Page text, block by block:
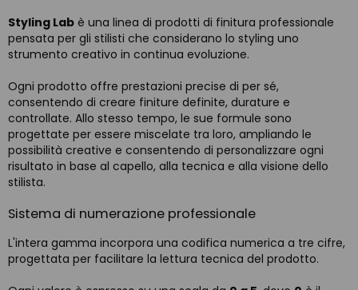
Styling Lab è una linea di prodotti di finitura professionale
pensata per gli stilisti che considerano lo styling uno
strumento creativo in continua evoluzione.
Ogni prodotto offre prestazioni precise di per sé,
consentendo di creare finiture definite, durature e
controllate. Allo stesso tempo, le sue formule sono
progettate per essere miscelate tra loro, ampliando le
possibilità creative e consentendo di personalizzare ogni
risultato in base al capello, alla tecnica e alla visione dello
stilista.
Sistema di numerazione professionale
L'intera gamma incorpora una codifica numerica a tre cifre,
progettata per facilitare la lettura tecnica del prodotto.